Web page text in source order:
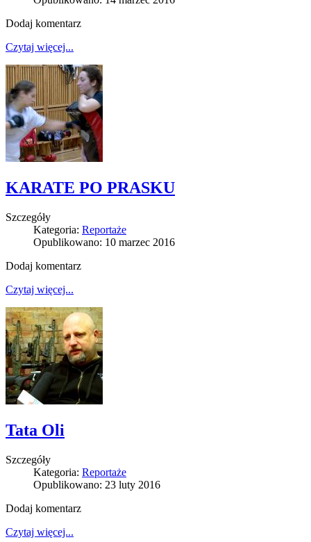
Dodaj komentarz
Czytaj więcej...
KARATE PO PRASKU
Szczegóły
Kategoria: Reportaże
Opublikowano: 10 marzec 2016
Dodaj komentarz
Czytaj więcej...
Tata Oli
Szczegóły
Kategoria: Reportaże
Opublikowano: 23 luty 2016
Dodaj komentarz
Czytaj więcej...